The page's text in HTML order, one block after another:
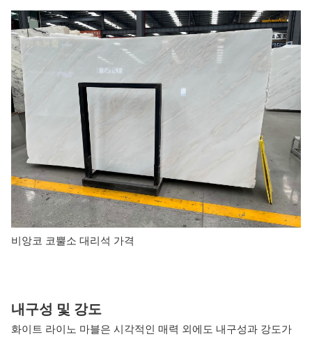
비앙코 코뿔소 대리석 가격
내구성 및 강도
화이트 라이노 마블은 시각적인 매력 외에도 내구성과 강도가